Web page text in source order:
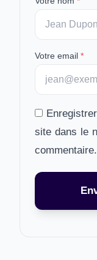
Votre email *
site dans le
commentaire.